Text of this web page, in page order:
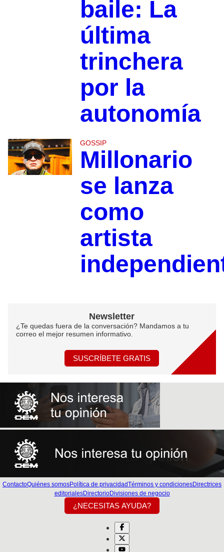
baile: La
última
trinchera
por la
autonomía
GOSSIP
Millonario
se lanza
como
artista
Newsletter
¿Te quedas fuera de la conversación? Mandamos a tu
correo el mejor resumen informativo.
SUSCRÍBETE GRATIS
ContactoQuiénes somosPolítica de privacidadTérminos y condicionesDirectrices
editorialesDirectorioDivisiones de negocio
¿NECESITAS AYUDA?